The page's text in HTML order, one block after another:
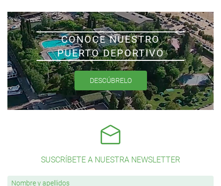
CONOCE NUESTRO
PUERTO DEPORTIVO
DESCÚBRELO
SUSCRÍBETE A NUESTRA NEWSLETTER